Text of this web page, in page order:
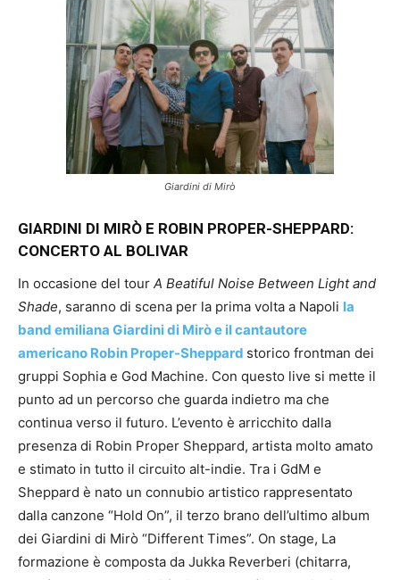
Giardini di Mirò
GIARDINI DI MIRÒ E ROBIN PROPER-SHEPPARD:
CONCERTO AL BOLIVAR
In occasione del tour A Beatiful Noise Between Light and
Shade, saranno di scena per la prima volta a Napoli la
band emiliana Giardini di Mirò e il cantautore
americano Robin Proper-Sheppard storico frontman dei
gruppi Sophia e God Machine. Con questo live si mette il
punto ad un percorso che guarda indietro ma che
continua verso il futuro. L’evento è arricchito dalla
presenza di Robin Proper Sheppard, artista molto amato
e stimato in tutto il circuito alt-indie. Tra i GdM e
Sheppard è nato un connubio artistico rappresentato
dalla canzone “Hold On”, il terzo brano dell’ultimo album
dei Giardini di Mirò “Different Times”. On stage, La
formazione è composta da Jukka Reverberi (chitarra,